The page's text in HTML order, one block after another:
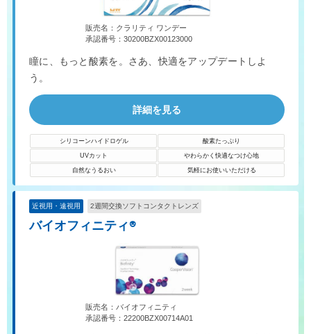
販売名：クラリティ ワンデー
承認番号：30200BZX00123000
瞳に、もっと酸素を。さあ、快適をアップデートしよ
う。
詳細を見る
シリコーンハイドロゲル 酸素たっぷり
UVカット やわらかく快適なつけ心地
自然なうるおい 気軽にお使いいただける
近視用・遠視用 2週間交換ソフトコンタクトレンズ
バイオフィニティ®
販売名：バイオフィニティ
承認番号：22200BZX00714A01